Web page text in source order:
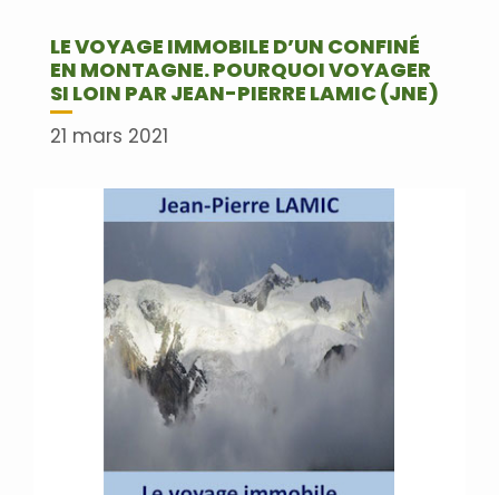
LE VOYAGE IMMOBILE D’UN CONFINÉ
EN MONTAGNE. POURQUOI VOYAGER
SI LOIN PAR JEAN-PIERRE LAMIC (JNE)
21 mars 2021